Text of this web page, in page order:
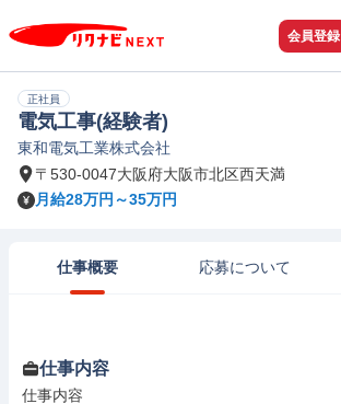
会員登録
正社員
電気工事(経験者)
東和電気工業株式会社
〒530-0047大阪府大阪市北区西天満
月給28万円～35万円
仕事概要 応募について
仕事内容
仕事内容